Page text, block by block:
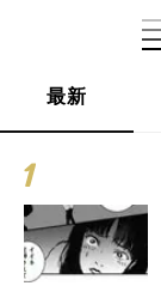
最新